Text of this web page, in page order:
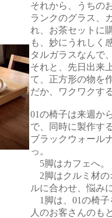
それから、うちの
ランクのグラス、
れ、お茶セットに
も、妙にうれしく
タルガラスなんで
それと、先日出来
て、正方形の物を
だか、ワクワクす
01の椅子は来週か
で、同時に製作す
ブラックウォール
っ。
5脚はカフェへ。
2脚はクルミ材の
ルに合わせ、悩み
1脚は、01の椅子
人のお客さんのも